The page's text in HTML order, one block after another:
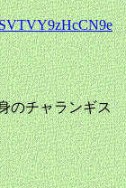
のチャランギス